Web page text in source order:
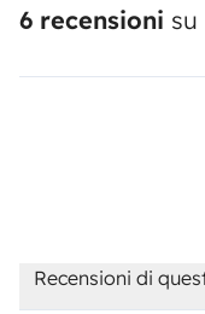
6 recensioni
Recensioni di